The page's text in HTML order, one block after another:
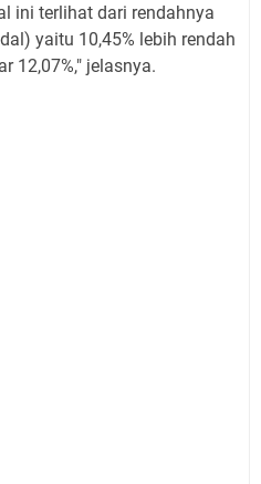
ini terlihat dari rendahnya
yaitu 10,45% lebih rendah
12,07%," jelasnya.